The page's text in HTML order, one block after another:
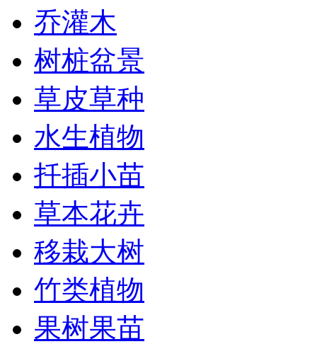
乔灌木
树桩盆景
草皮草种
水生植物
扦插小苗
草本花卉
移栽大树
竹类植物
果树果苗